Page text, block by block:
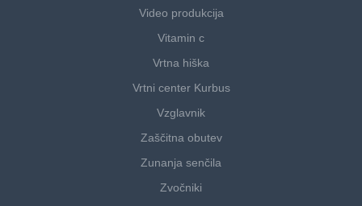
Video produkcija
Vitamin c
Vrtna hiška
Vrtni center Kurbus
Vzglavnik
Zaščitna obutev
Zunanja senčila
Zvočniki